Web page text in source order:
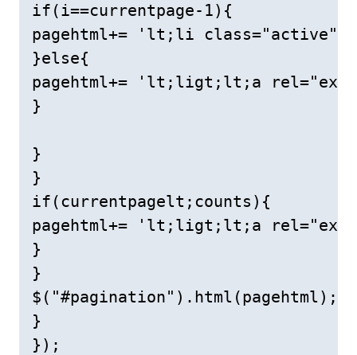
if(i==currentpage-1){
pagehtml+= 'lt;li
}else{
pagehtml+= 'lt;ligt;lt;a
}
}
}
if(currentpagelt;counts){
pagehtml+= 'lt;ligt;lt;a
}
}
$("#pagination").html(pagehtml);
}
});